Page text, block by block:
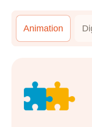
Animation